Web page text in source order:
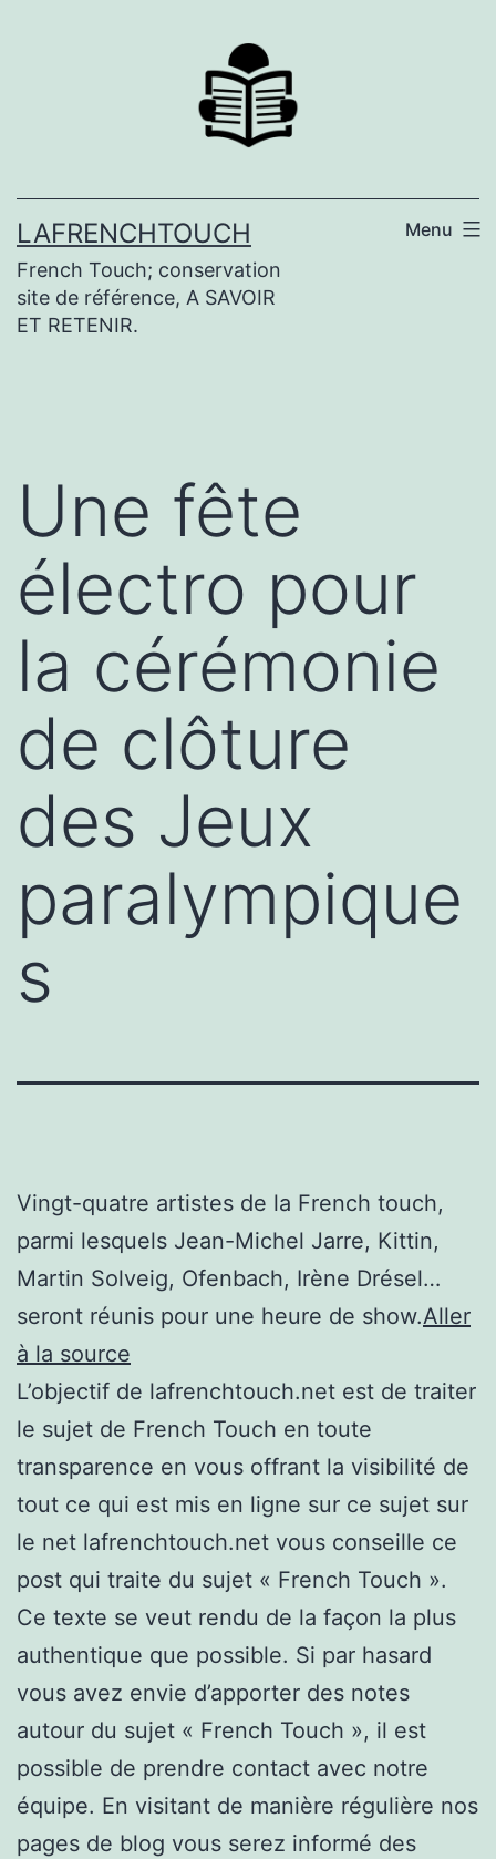
LAFRENCHTOUCH
French Touch; conservation
site de référence, A SAVOIR
ET RETENIR.
Menu
Une fête
électro pour
la cérémonie
de clôture
des Jeux
paralympique
s
Vingt-quatre artistes de la French touch,
parmi lesquels Jean-Michel Jarre, Kittin,
Martin Solveig, Ofenbach, Irène Drésel…
seront réunis pour une heure de show.Aller
à la source
L’objectif de lafrenchtouch.net est de traiter
le sujet de French Touch en toute
transparence en vous offrant la visibilité de
tout ce qui est mis en ligne sur ce sujet sur
le net lafrenchtouch.net vous conseille ce
post qui traite du sujet « French Touch ».
Ce texte se veut rendu de la façon la plus
authentique que possible. Si par hasard
vous avez envie d’apporter des notes
autour du sujet « French Touch », il est
possible de prendre contact avec notre
équipe. En visitant de manière régulière nos
pages de blog vous serez informé des